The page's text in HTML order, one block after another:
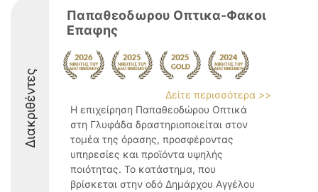
Διακριθέντες
Παπαθεοδωρου Οπτικα-Φακοι
Επαφης
Δείτε περισσότερα >>
Η επιχείρηση Παπαθεοδώρου Οπτικά
στη Γλυφάδα δραστηριοποιείται στον
τομέα της όρασης, προσφέροντας
υπηρεσίες και προϊόντα υψηλής
ποιότητας. Το κατάστημα, που
βρίσκεται στην οδό Δημάρχου Αγγέλου